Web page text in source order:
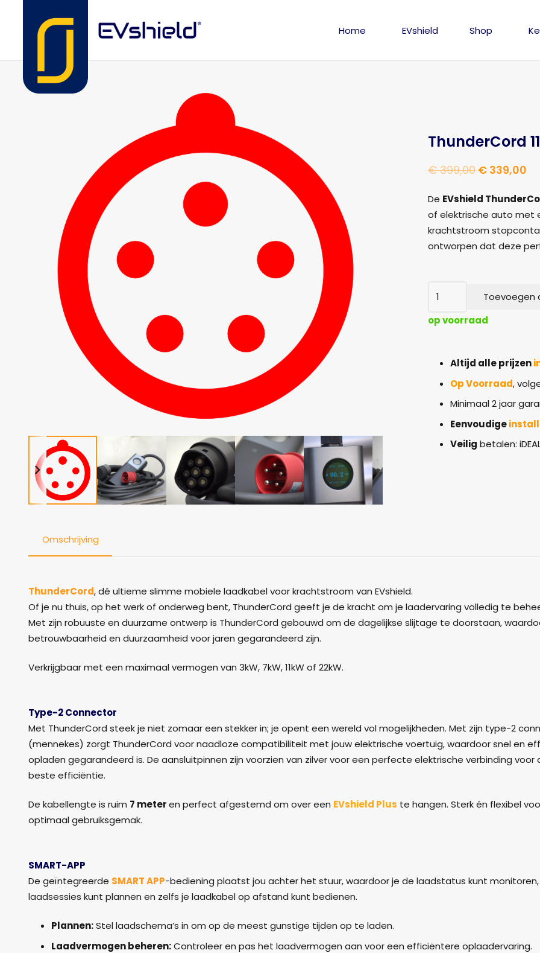
Home EVshield Shop
ThunderCord
€399,00
was:
€ 399,00.
€339,00
is:
€
De EVshield
of elektrische auto met
krachtstroom
ontworpen dat deze
11kW
aantal
Toevoegen
op voorraad
Altijd alle prijzen
Op Voorraad,
Minimaal 2 jaar
Eenvoudige
Veilig betalen:
Omschrijving
ThunderCord, dé ultieme slimme mobiele laadkabel voor krachtstroom van EVshield.
Of je nu thuis, op het werk of onderweg bent, ThunderCord geeft je de kracht om je laadervaring volledig te
Met zijn robuuste en duurzame ontwerp is ThunderCord gebouwd om de dagelijkse slijtage te doorstaan,
betrouwbaarheid en duurzaamheid voor jaren gegarandeerd zijn.
Verkrijgbaar met een maximaal vermogen van 3kW, 7kW, 11kW of 22kW.
Type-2 Connector
Met ThunderCord steek je niet zomaar een stekker in; je opent een wereld vol mogelijkheden. Met zijn type-2
(mennekes) zorgt ThunderCord voor naadloze compatibiliteit met jouw elektrische voertuig, waardoor snel en
opladen gegarandeerd is. De aansluitpinnen zijn voorzien van zilver voor een perfecte elektrische verbinding voor
beste efficiëntie.
De kabellengte is ruim 7 meteren perfect afgestemd om over een EVshield Plus te hangen. Sterk én flexibel
optimaal gebruiksgemak.
SMART-APP
De geïntegreerde SMART APP-bediening plaatst jou achter het stuur, waardoor je de laadstatus kunt monitoren,
laadsessies kunt plannen en zelfs je laadkabel op afstand kunt bedienen.
Plannen:Stel laadschema’s in om op de meest gunstige tijden op te laden.
Laadvermogen beheren:Controleer en pas het laadvermogen aan voor een efficiëntere oplaadervaring.